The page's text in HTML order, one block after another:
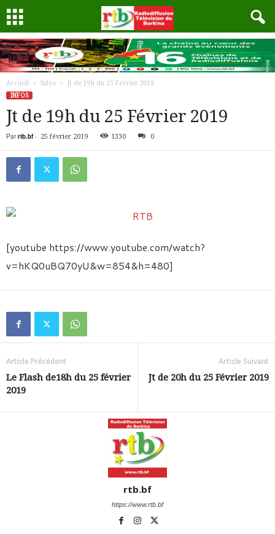
Accueil Infos
Jt de 19h du 25 Février 2019
INFOS
Jt de 19h du 25 Février 2019
Par rtb.bf- 25 février 2019 1330 0
[youtube https://www.youtube.com/watch?
v=hKQ0uBQ70yU&w=854&h=480]
Article Précédent
Le Flash de18h du 25 février
2019
Article Suivant
Jt de 20h du 25 Février 2019
rtb.bf
https://www.rtb.bf